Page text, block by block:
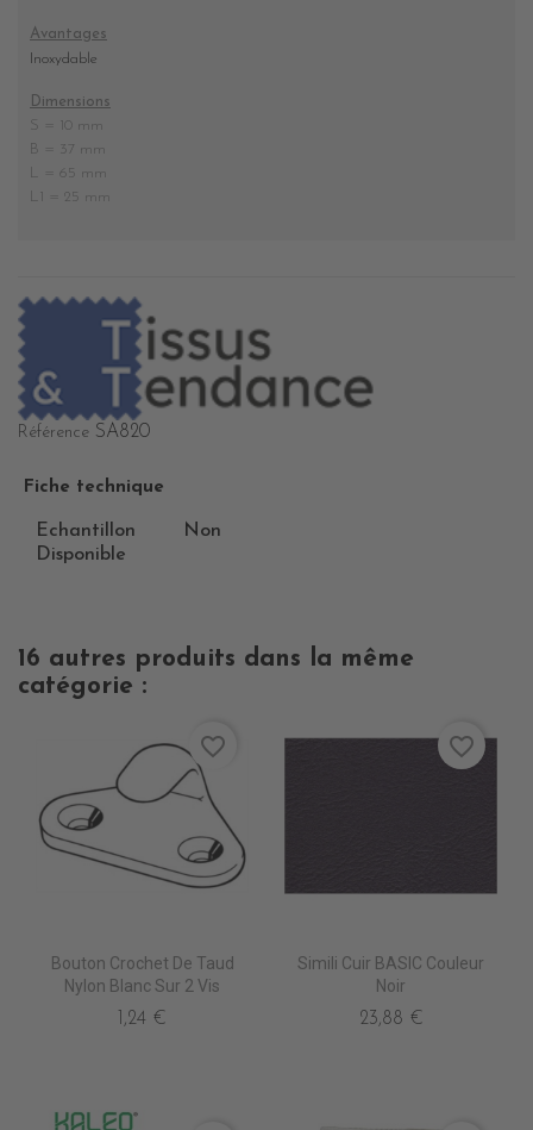
Avantages
Inoxydable
Dimensions
S = 10 mm
B = 37 mm
L = 65 mm
L1 = 25 mm
Référence SA820
Fiche technique
Echantillon
Disponible
Non
16 autres produits dans la même
catégorie :
Bouton Crochet De Taud
Nylon Blanc Sur 2 Vis
1,24 €
favorite_border
Simili Cuir BASIC Couleur
Noir
23,88 €
favorite_border